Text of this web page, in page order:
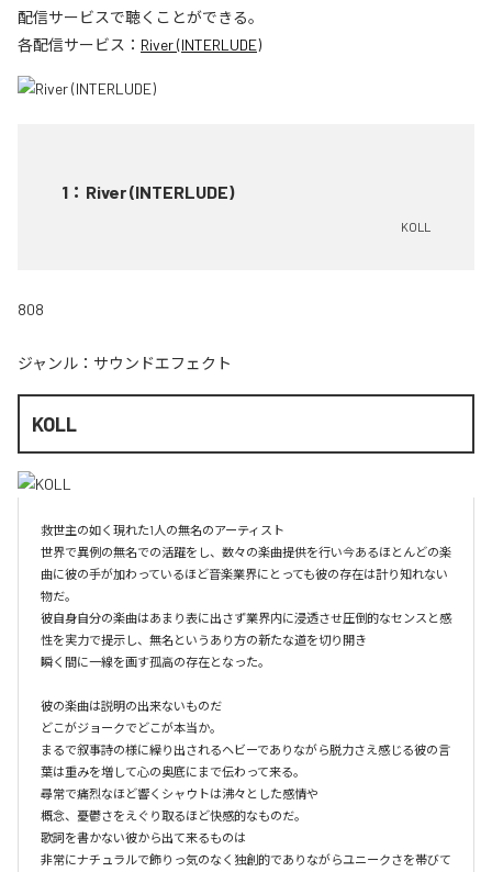
配信サービスで聴くことができる。
各配信サービス： River (INTERLUDE)
1 ： River (INTERLUDE)
KOLL
808
ジャンル： サウンドエフェクト
KOLL
救世主の如く現れた1人の無名のアーティスト
世界で異例の無名での活躍をし、数々の楽曲提供を行い今あるほとんどの楽
曲に彼の手が加わっているほど音楽業界にとっても彼の存在は計り知れない
物だ。
彼自身自分の楽曲はあまり表に出さず業界内に浸透させ圧倒的なセンスと感
性を実力で提示し、無名というあり方の新たな道を切り開き
瞬く間に一線を画す孤高の存在となった。
彼の楽曲は説明の出来ないものだ
どこがジョークでどこが本当か。
まるで叙事詩の様に繰り出されるヘビーでありながら脱力さえ感じる彼の言
葉は重みを増して心の奥底にまで伝わって来る。
尋常で痛烈なほど響くシャウトは沸々とした感情や
概念、憂鬱さをえぐり取るほど快感的なものだ。
歌詞を書かない彼から出て来るものは
非常にナチュラルで飾りっ気のなく独創的でありながらユニークさを帯びて